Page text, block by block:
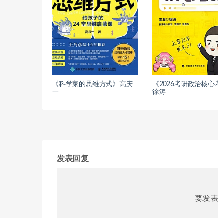
《科学家的思维方式》高庆
一
《2026考研政治核心
徐涛
发表回复
要发